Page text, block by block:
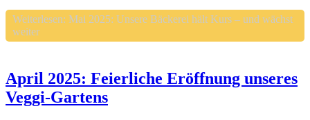
Weiterlesen: Mai 2025: Unsere Bäckerei hält Kurs – und wächst
weiter
April 2025: Feierliche Eröffnung unseres
Veggi-Gartens